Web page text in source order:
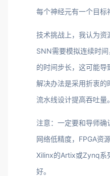
每个神经元有一个目标
技术挑战上，我认为资
SNN需要模拟连续时
的时间步长，这可能导
解决办法是采用折衷的
流水线设计提高吞吐量。
注意：一定要和导师
网络低精度，FPGA资
Xilinx的Artix或Zynq系
好。